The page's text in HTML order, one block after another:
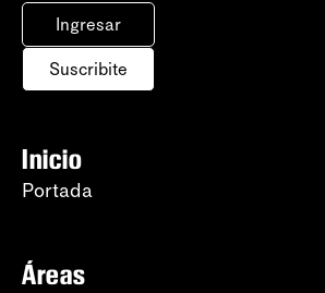
Ingresar
Suscribite
Inicio
Portada
Áreas